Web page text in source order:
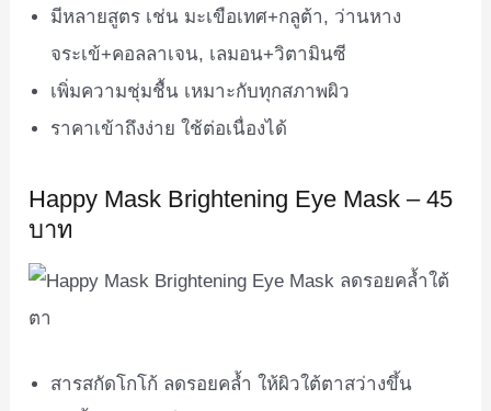
มีหลายสูตร เช่น มะเขือเทศ+กลูต้า, ว่านหาง
จระเข้+คอลลาเจน, เลมอน+วิตามินซี
เพิ่มความชุ่มชื้น เหมาะกับทุกสภาพผิว
ราคาเข้าถึงง่าย ใช้ต่อเนื่องได้
Happy Mask Brightening Eye Mask – 45
บาท
สารสกัดโกโก้ ลดรอยคล้ำ ให้ผิวใต้ตาสว่างขึ้น